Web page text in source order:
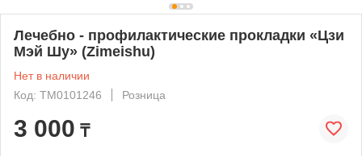
Лечебно - профилактические прокладки «Цзи
Мэй Шу» (Zimeishu)
Нет в наличии
Код: ТМ0101246
Розница
3 000 ₸